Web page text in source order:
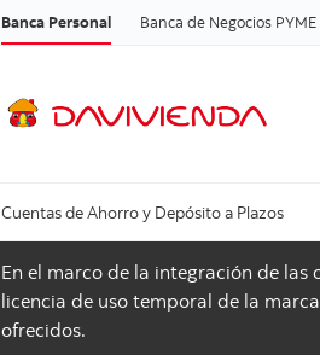
Banca Personal Banca de Negocios PYME
Cuentas de Ahorro y Depósito a Plazos
En el marco de la integración de las
licencia de uso temporal de la
ofrecidos.